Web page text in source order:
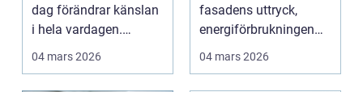
dag förändrar känslan
i hela vardagen.
Många som bor i...
04 mars 2026
fasadens uttryck,
energiförbrukningen
och hur skönt du har...
04 mars 2026